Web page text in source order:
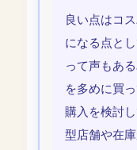
良い点はコ
になる点と
って声もあ
を多めに買
購入を検討
型店舗や在